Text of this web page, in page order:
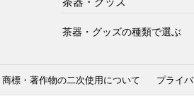
茶器・グッズの種類で選ぶ
商標・著作物の二次使用について プライ